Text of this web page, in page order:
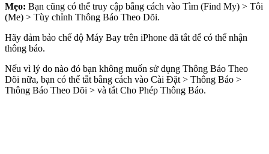
Mẹo: Bạn cũng có thể truy cập bằng cách vào Tìm (Find My) > Tôi
(Me) > Tùy chỉnh Thông Báo Theo Dõi.
Hãy đảm bảo chế độ Máy Bay trên iPhone đã tắt để có thể nhận
thông báo.
Nếu vì lý do nào đó bạn không muốn sử dụng Thông Báo Theo
Dõi nữa, bạn có thể tắt bằng cách vào Cài Đặt > Thông Báo >
Thông Báo Theo Dõi > và tắt Cho Phép Thông Báo.